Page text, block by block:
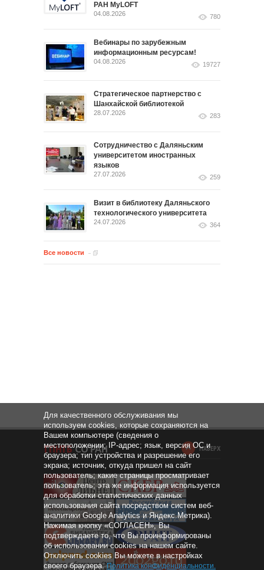
РАН MyLOFT
04.08.2026 780
Вебинары по зарубежным
информационным ресурсам!
04.08.2026 19727
Стратегическое партнерство с
Шанхайской библиотекой
28.07.2026 283
Сотрудничество с Даляньским
университетом иностранных
языков
27.07.2026 259
Визит в библиотеку Даляньского
технологического университета
24.07.2026 364
Все новости
НАВЕРХ
Для качественного обслуживания мы
используем cookies, которые сохраняются на
Вашем компьютере (сведения о
местоположении; IP-адрес; язык, версия ОС и
браузера; тип устройства и разрешение его
экрана; источник, откуда пришел на сайт
пользователь; какие страницы просматривает
пользователь; эта же информация используется
для обработки статистических данных
использования сайта посредством систем веб-
аналитики Google Analytics и Яндекс.Метрика).
Нажимая кнопку «СОГЛАСЕН», Вы
подтверждаете то, что Вы проинформированы
об использовании cookies на нашем сайте.
Отключить cookies Вы можете в настройках
своего браузера.Политика конфиденциальности.